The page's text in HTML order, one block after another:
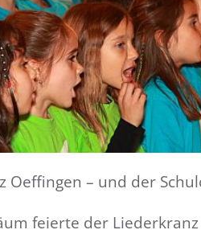
Oeffingen – und der
feierte der